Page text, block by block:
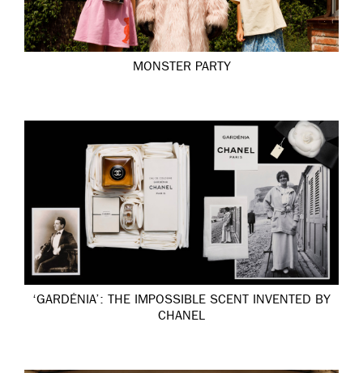
MONSTER PARTY
‘GARDÉNIA’: THE IMPOSSIBLE SCENT INVENTED BY
CHANEL